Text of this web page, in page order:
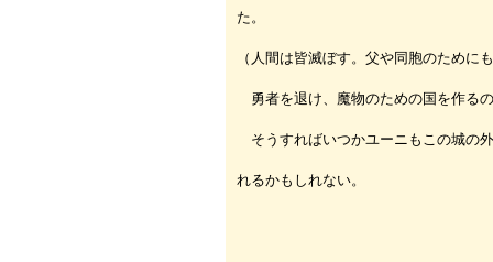
た。
（人間は皆滅ぼす。父や同胞のために
勇者を退け、魔物のための国を作る
そうすればいつかユーニもこの城の
れるかもしれない。